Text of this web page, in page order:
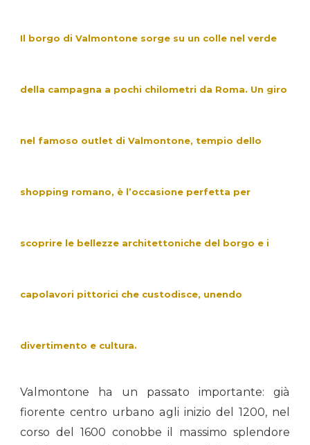
Il borgo di Valmontone sorge su un colle nel verde
della campagna a pochi chilometri da Roma. Un giro
nel famoso outlet di Valmontone, tempio dello
shopping romano, è l’occasione perfetta per
scoprire le bellezze architettoniche del borgo e i
capolavori pittorici che custodisce, unendo
divertimento e cultura.
Valmontone ha un passato importante: già
fiorente centro urbano agli inizio del 1200, nel
corso del 1600 conobbe il massimo splendore